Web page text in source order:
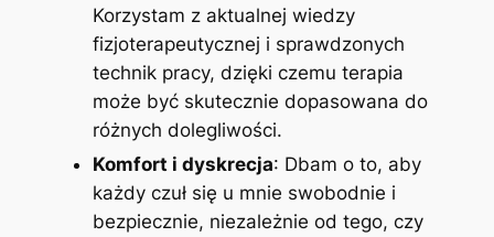
Korzystam z aktualnej wiedzy
fizjoterapeutycznej i sprawdzonych
technik pracy, dzięki czemu terapia
może być skutecznie dopasowana do
różnych dolegliwości.
Komfort i dyskrecja: Dbam o to, aby
każdy czuł się u mnie swobodnie i
bezpiecznie, niezależnie od tego, czy